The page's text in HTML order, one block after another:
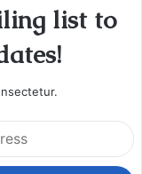
list to